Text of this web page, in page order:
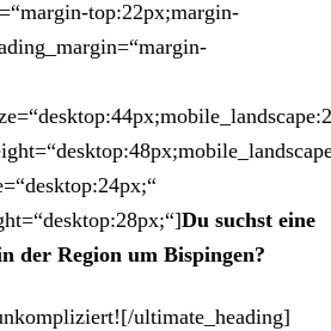
top:22px;margin-
Du suchst eine
der Region um Bispingen?
ultimate_heading]